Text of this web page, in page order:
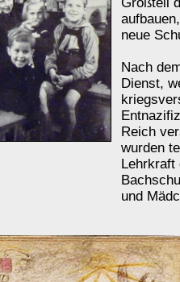
neue
Nach
Dienst,
Reich
wurden
Lehrkraft
und